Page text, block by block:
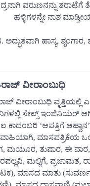
ವರುಣನನ್ನು
ಹಳ್ಳಿಗಳನ್ನೇ ನಾಶ
ಅದ್ಭುತವಾಗಿ ಹಾಸ್ಯ,
ವೀರಾಂಬುಧಿ
ವೀರಾಂಬುಧಿ ವೃತ್ತಿಯಲ್ಲಿ
ಸೇಲ್ಸ್ ಇಂಜಿನಿಯರ್
ಕಾದಂಬರಿ ‘ಆಪತ್ತಿಗೆ
ಮಾಸಪತ್ರಿಕೆಯ
ಮಯೂರ, ತುಷಾರ, ಈ ವಾರ,
ಮಲ್ಲಿಗೆ, ಪ್ರಜಾಮತ,
ಮಾಸದ ಮಾತು